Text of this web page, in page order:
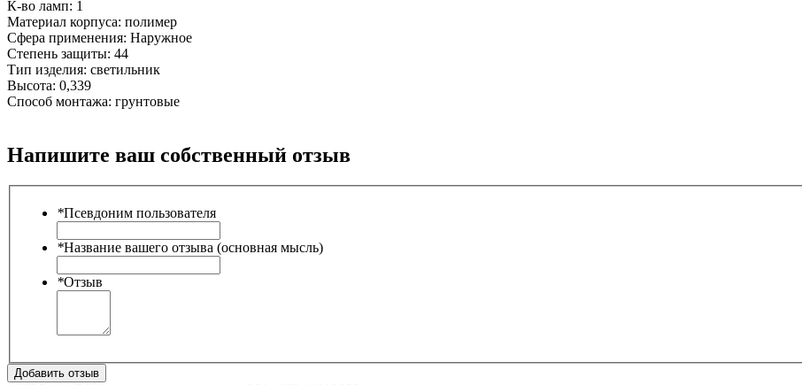
К-во ламп: 1
Материал корпуса: полимер
Сфера применения: Наружное
Степень защиты: 44
Тип изделия: светильник
Высота: 0,339
Способ монтажа: грунтовые
Напишите ваш собственный отзыв
*Псевдоним пользователя
*Название вашего отзыва (основная мысль)
*Отзыв
Добавить отзыв